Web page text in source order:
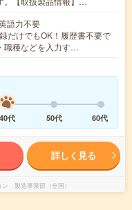
語力不要
だけでもOK！履歴書不要で
職種などを入力す…
40代 50代 60代
詳しく見る
製造事業部（全国）